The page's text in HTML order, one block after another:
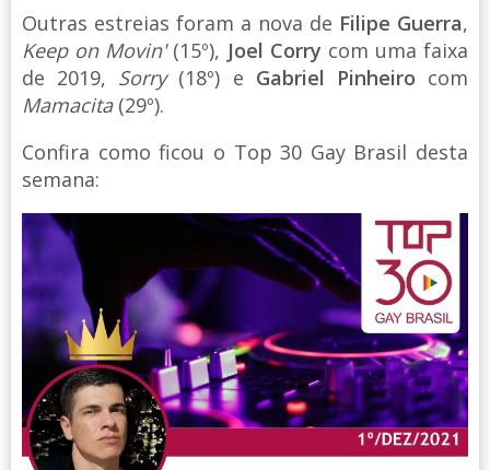
Outras estreias foram a nova de Filipe Guerra,
Keep on Movin'(15º), Joel Corry com uma faixa
de 2019, Sorry(18º) e Gabriel Pinheiro com
Mamacita(29º).
Confira como ficou o Top 30 Gay Brasil desta
semana: